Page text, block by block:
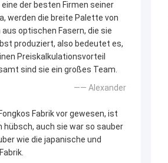
eine der besten Firmen seiner
werden die breite Palette von
aus optischen Fasern, die sie
produziert, also bedeutet es,
Preiskalkulationsvorteil
sind sie ein großes Team.
—— Alexander
Fabrik vor gewesen, ist
hübsch, auch sie war so sauber
wie die japanische und